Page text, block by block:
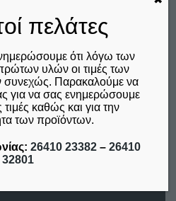
πελάτες
ότι λόγω των
υλών οι τιμές των
συνεχώς. Παρακαλούμε να
για να σας ενημερώσουμε
τιμές καθώς και για την
των προϊόντων.
26410 23382 – 26410
32801